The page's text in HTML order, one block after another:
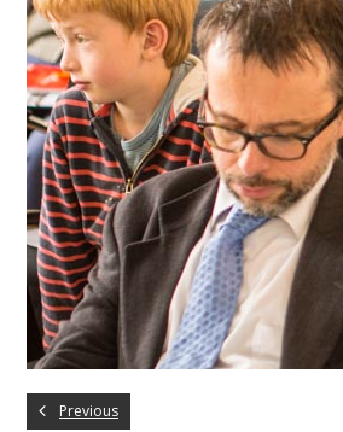
Previous